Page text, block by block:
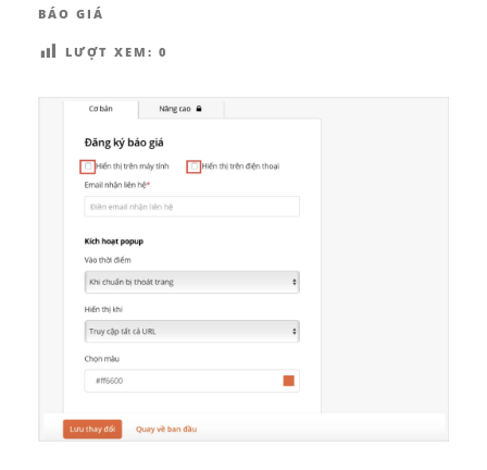
BÁO GIÁ
LƯỢT XEM: 0